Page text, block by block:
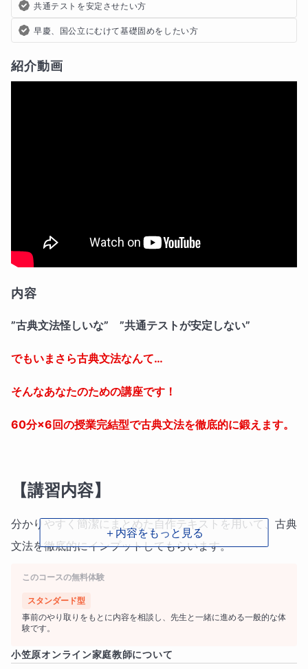
共通テストを安定させたい方
早慶、国公立にむけて基礎固めをしたい方
紹介動画
内容
”古典文法怪しいな” ”共通テストが安定しない”
でもいまさら古典文法なんて…
そんなあなたのための講座です！
60分×6回の授業完結型で古典文法を徹底的に鍛えます。
【講習内容】
分かりやすく簡潔にまとめた自作テキストを用いて、古典
文法を徹底的にインプットしてもらいます。
読解や進路指導は一切行いません。
全6回、文法にフルコミットしましょう。脱古典弱者！一
緒に頑張りましょう。
＋内容をもっと見る
このコースの無料体験
スタンダード型
事前のやり取りをもとに内容を相談し、先生と一緒に進める一般的な体
験です。
小笠原オンライン家庭教師について